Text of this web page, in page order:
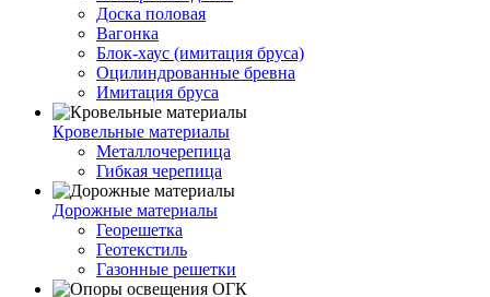
Доска половая
Вагонка
Блок-хаус (имитация бруса)
Оцилиндрованные бревна
Имитация бруса
Кровельные материалы
Металлочерепица
Гибкая черепица
Дорожные материалы
Георешетка
Геотекстиль
Газонные решетки